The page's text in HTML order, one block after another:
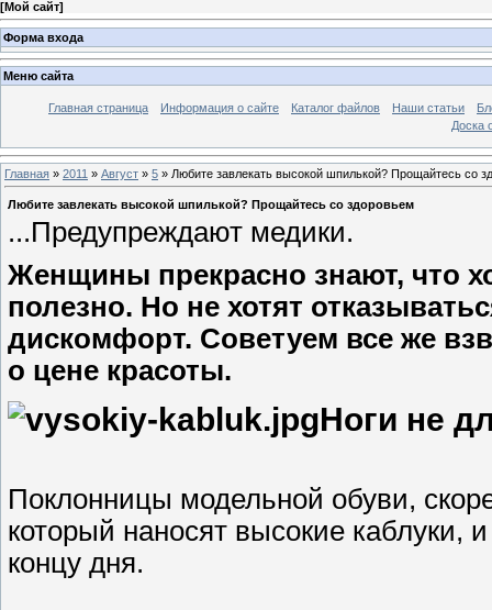
[Мой сайт]
Форма входа
Меню сайта
Главная страница Информация о сайте Каталог файлов Наши статьи
Доска
Главная » 2011 » Август » 5 » Любите завлекать высокой шпилькой? Прощайтесь со
Любите завлекать высокой шпилькой? Прощайтесь со здоровьем
...Предупреждают медики.
Женщины прекрасно знают, что
полезно. Но не хотят
дискомфорт. Советуем все же
о цене красоты.
Ноги не
Поклонницы модельной обуви,
который наносят высокие каблуки,
концу дня.